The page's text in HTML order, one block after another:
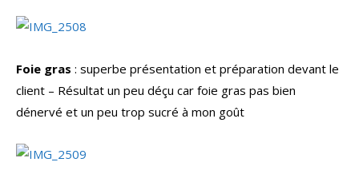
Foie gras : superbe présentation et préparation devant le
client – Résultat un peu déçu car foie gras pas bien
dénervé et un peu trop sucré à mon goût